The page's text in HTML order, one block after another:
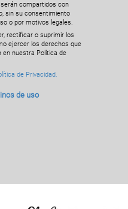
compartidos con
sin su consentimiento
o por motivos legales.
rectificar o suprimir los
ejercer los derechos que
en nuestra Política de
de Privacidad.
de uso